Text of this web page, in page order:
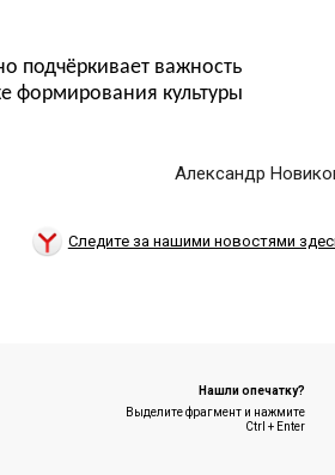
подчёркивает важность
формирования культуры
Александр
Следите за нашими новостями
Нашли опечатку?
Выделите фрагмент и нажмите
Ctrl + Enter